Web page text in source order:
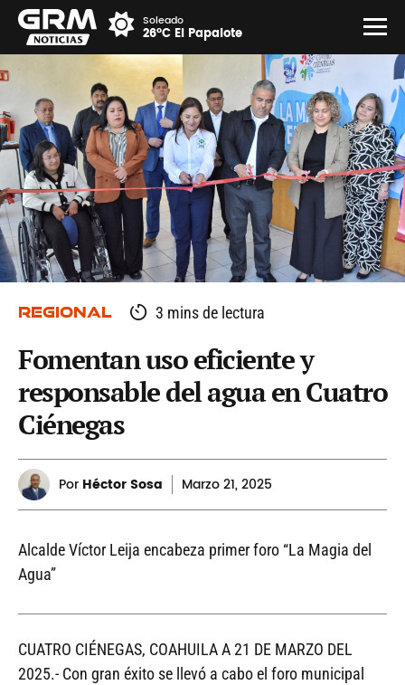
Soleado
26°C El Papalote
REGIONAL 3 mins de lectura
Fomentan uso eficiente y
responsable del agua en Cuatro
Ciénegas
Por Héctor Sosa Marzo21, 2025
Alcalde Víctor Leija encabeza primer foro “La Magia del
Agua”
CUATRO CIÉNEGAS, COAHUILA A 21 DE MARZO DEL
2025.- Con gran éxito se llevó a cabo el foro municipal